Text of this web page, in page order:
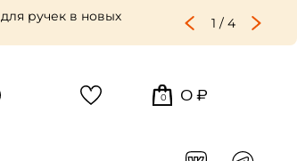
ручек в новых
1 / 4
0 0 ₽